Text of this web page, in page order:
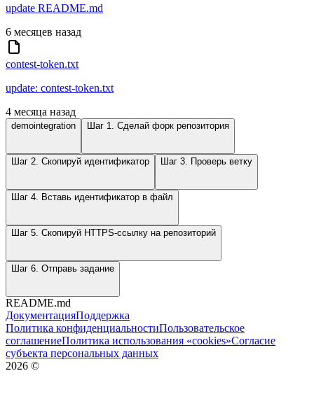
update README.md
6 месяцев назад
contest-token.txt
update: contest-token.txt
4 месяца назад
demointegration Шаг 1. Сделай форк репозитория
Шаг 2. Скопируй идентификатор Шаг 3. Проверь ветку
Шаг 4. Вставь идентификатор в файл
Шаг 5. Скопируй HTTPS-ссылку на репозиторий
Шаг 6. Отправь задание
README.md
ДокументацияПоддержка
Политика конфиденциальностиПользовательское
соглашениеПолитика использования «cookies»Согласие
субъекта персональных данных
2026 ©